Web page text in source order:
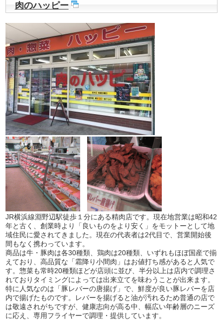
肉のハッピー
JR横浜線淵野辺駅徒歩１分にある精肉店です。現在地営業は昭和42
年と古く、創業時より「良いものをより安く」をモットーとして地
域住民に愛されてきました。現在の代表者は2代目で、営業開始後
間もなく携わっています。
商品は牛・豚肉は各30種類、鶏肉は20種類、いずれもほぼ国産で揃
えており、高品質な「霜降り小間肉」はお値打ち感があると人気で
す。惣菜も常時20種類ほどが店頭に並び、半分以上は店内で調理さ
れておりタイミングによっては出来立てを味わうことが出来ます。
特に人気なのは「豚レバーの唐揚げ」で、鮮度が良い豚レバーを店
内で揚げたものです。レバーを揚げると油が汚れるため普通の店で
は敬遠されがちですが、健康志向が高る中、幅広い年齢層のニーズ
に応え、専用フライヤーで調理・提供しています。